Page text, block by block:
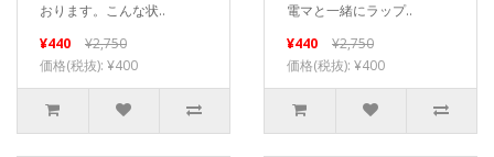
おります。こんな状..
¥440
¥2,750
価格(税抜): ¥400
電マと一緒にラップ..
¥440
¥2,750
価格(税抜): ¥400